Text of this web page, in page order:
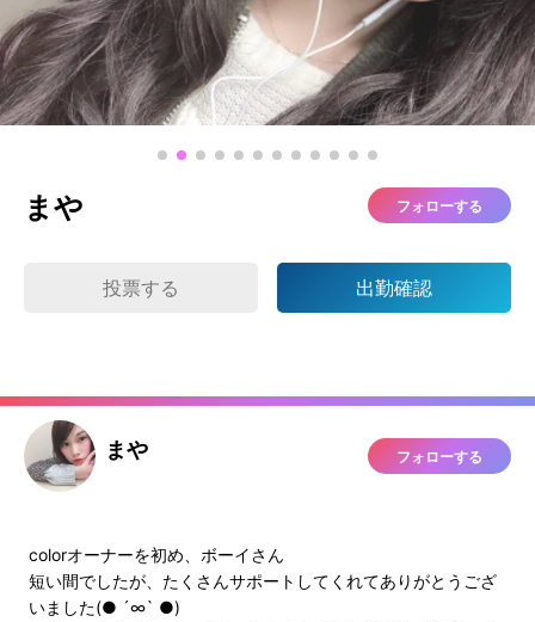
まや フォローする
投票する 出勤確認
まや フォローする
colorオーナーを初め、ボーイさん
短い間でしたが、たくさんサポートしてくれてありがとうござ
いました(● ´∞` ●)